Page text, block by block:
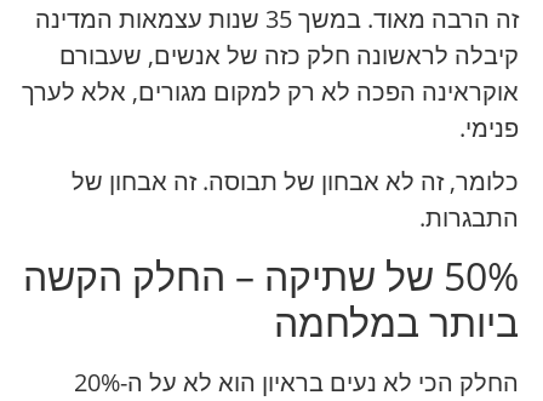
זה הרבה מאוד. במשך 35 שנות עצמאות המדינה
קיבלה לראשונה חלק כזה של אנשים, שעבורם
אוקראינה הפכה לא רק למקום מגורים, אלא לערך
פנימי.
כלומר, זה לא אבחון של תבוסה. זה אבחון של
התבגרות.
50% של שתיקה – החלק הקשה
ביותר במלחמה
החלק הכי לא נעים בראיון הוא לא על ה-20%